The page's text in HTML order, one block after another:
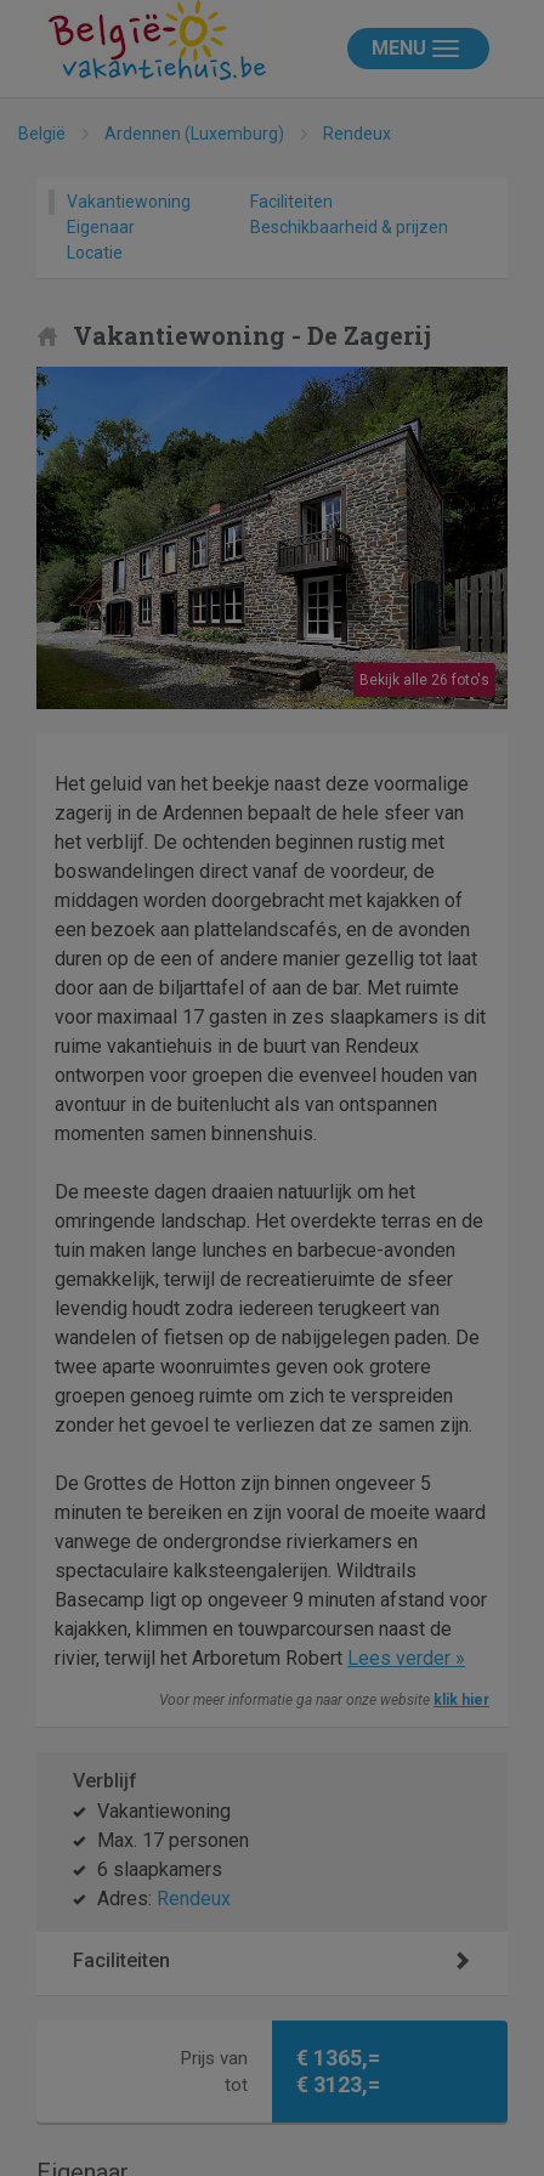
MENU
België Ardennen (Luxemburg) Rendeux
Vakantiewoning
Faciliteiten
Eigenaar
Beschikbaarheid & prijzen
Locatie
Vakantiewoning - De Zagerij
Bekijk alle 26 foto's
Het geluid van het beekje naast deze voormalige
zagerij in de Ardennen bepaalt de hele sfeer van
het verblijf. De ochtenden beginnen rustig met
boswandelingen direct vanaf de voordeur, de
middagen worden doorgebracht met kajakken of
een bezoek aan plattelandscafés, en de avonden
duren op de een of andere manier gezellig tot laat
door aan de biljarttafel of aan de bar. Met ruimte
voor maximaal 17 gasten in zes slaapkamers is dit
ruime vakantiehuis in de buurt van Rendeux
ontworpen voor groepen die evenveel houden van
avontuur in de buitenlucht als van ontspannen
momenten samen binnenshuis.
De meeste dagen draaien natuurlijk om het
omringende landschap. Het overdekte terras en de
tuin maken lange lunches en barbecue-avonden
gemakkelijk, terwijl de recreatieruimte de sfeer
levendig houdt zodra iedereen terugkeert van
wandelen of fietsen op de nabijgelegen paden. De
twee aparte woonruimtes geven ook grotere
groepen genoeg ruimte om zich te verspreiden
zonder het gevoel te verliezen dat ze samen zijn.
De Grottes de Hotton zijn binnen ongeveer 5
minuten te bereiken en zijn vooral de moeite waard
vanwege de ondergrondse rivierkamers en
spectaculaire kalksteengalerijen. Wildtrails
Basecamp ligt op ongeveer 9 minuten afstand voor
kajakken, klimmen en touwparcoursen naast de
rivier, terwijl het Arboretum Robert Lees verder »
Voor meer informatie ga naar onze website klik hier
Verblijf
Vakantiewoning
Max. 17 personen
6 slaapkamers
Adres: Rendeux
Faciliteiten
Prijs van
tot
€ 1365,=
€ 3123,=